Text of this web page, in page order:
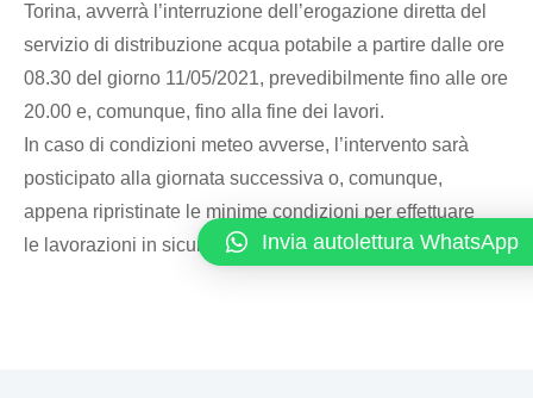
Torina, avverrà l’interruzione dell’erogazione diretta del
servizio di distribuzione acqua potabile a partire dalle ore
08.30 del giorno 11/05/2021, prevedibilmente fino alle ore
20.00 e, comunque, fino alla fine dei lavori.
In caso di condizioni meteo avverse, l’intervento sarà
posticipato alla giornata successiva o, comunque,
appena ripristinate le minime condizioni per effettuare
le lavorazioni in sicurezza.
Invia autolettura WhatsApp